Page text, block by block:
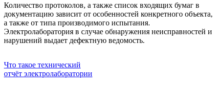
Количество протоколов, а также список входящих бумаг в
документацию зависит от особенностей конкретного объекта,
а также от типа производимого испытания.
Электролаборатория в случае обнаружения неисправностей и
нарушений выдает дефектную ведомость.
Что такое технический
отчёт электролаборатории